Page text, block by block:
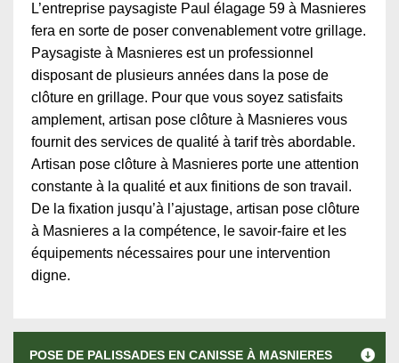
L’entreprise paysagiste Paul élagage 59 à Masnieres
fera en sorte de poser convenablement votre grillage.
Paysagiste à Masnieres est un professionnel
disposant de plusieurs années dans la pose de
clôture en grillage. Pour que vous soyez satisfaits
amplement, artisan pose clôture à Masnieres vous
fournit des services de qualité à tarif très abordable.
Artisan pose clôture à Masnieres porte une attention
constante à la qualité et aux finitions de son travail.
De la fixation jusqu’à l’ajustage, artisan pose clôture
à Masnieres a la compétence, le savoir-faire et les
équipements nécessaires pour une intervention
digne.
POSE DE PALISSADES EN CANISSE À MASNIERES